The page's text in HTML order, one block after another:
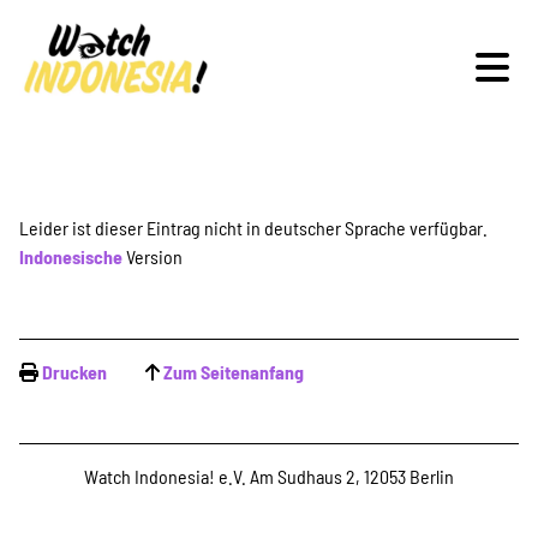
Schwerpunkte
Veranstaltungen
Publikationen
Leider ist dieser Eintrag nicht in deutscher Sprache verfügbar.
IndonesischeVersion
Drucken Zum Seitenanfang
Watch Indonesia! e.V. Am Sudhaus 2, 12053 Berlin